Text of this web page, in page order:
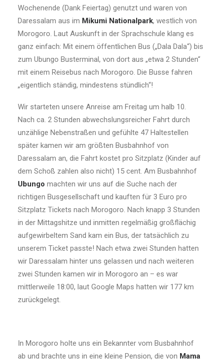
Wochenende (Dank Feiertag) genutzt und waren von
Daressalam aus im Mikumi Nationalpark, westlich von
Morogoro. Laut Auskunft in der Sprachschule klang es
ganz einfach: Mit einem öffentlichen Bus („Dala Dala“) bis
zum Ubungo Busterminal, von dort aus „etwa 2 Stunden“
mit einem Reisebus nach Morogoro. Die Busse fahren
„eigentlich ständig, mindestens stündlich“!
Wir starteten unsere Anreise am Freitag um halb 10.
Nach ca. 2 Stunden abwechslungsreicher Fahrt durch
unzählige Nebenstraßen und gefühlte 47 Haltestellen
später kamen wir am größten Busbahnhof von
Daressalam an, die Fahrt kostet pro Sitzplatz (Kinder auf
dem Schoß zahlen also nicht) 15 cent. Am Busbahnhof
Ubungo machten wir uns auf die Suche nach der
richtigen Busgesellschaft und kauften für 3 Euro pro
Sitzplatz Tickets nach Morogoro. Nach knapp 3 Stunden
in der Mittagshitze und inmitten regelmäßig großflächig
aufgewirbeltem Sand kam ein Bus, der tatsächlich zu
unserem Ticket passte! Nach etwa zwei Stunden hatten
wir Daressalam hinter uns gelassen und nach weiteren
zwei Stunden kamen wir in Morogoro an – es war
mittlerweile 18:00, laut Google Maps hatten wir 177 km
zurückgelegt.
In Morogoro holte uns ein Bekannter vom Busbahnhof
ab und brachte uns in eine kleine Pension, die von Mama